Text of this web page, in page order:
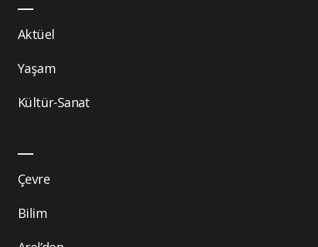
Aktüel
Yaşam
Kültür-Sanat
Çevre
Bilim